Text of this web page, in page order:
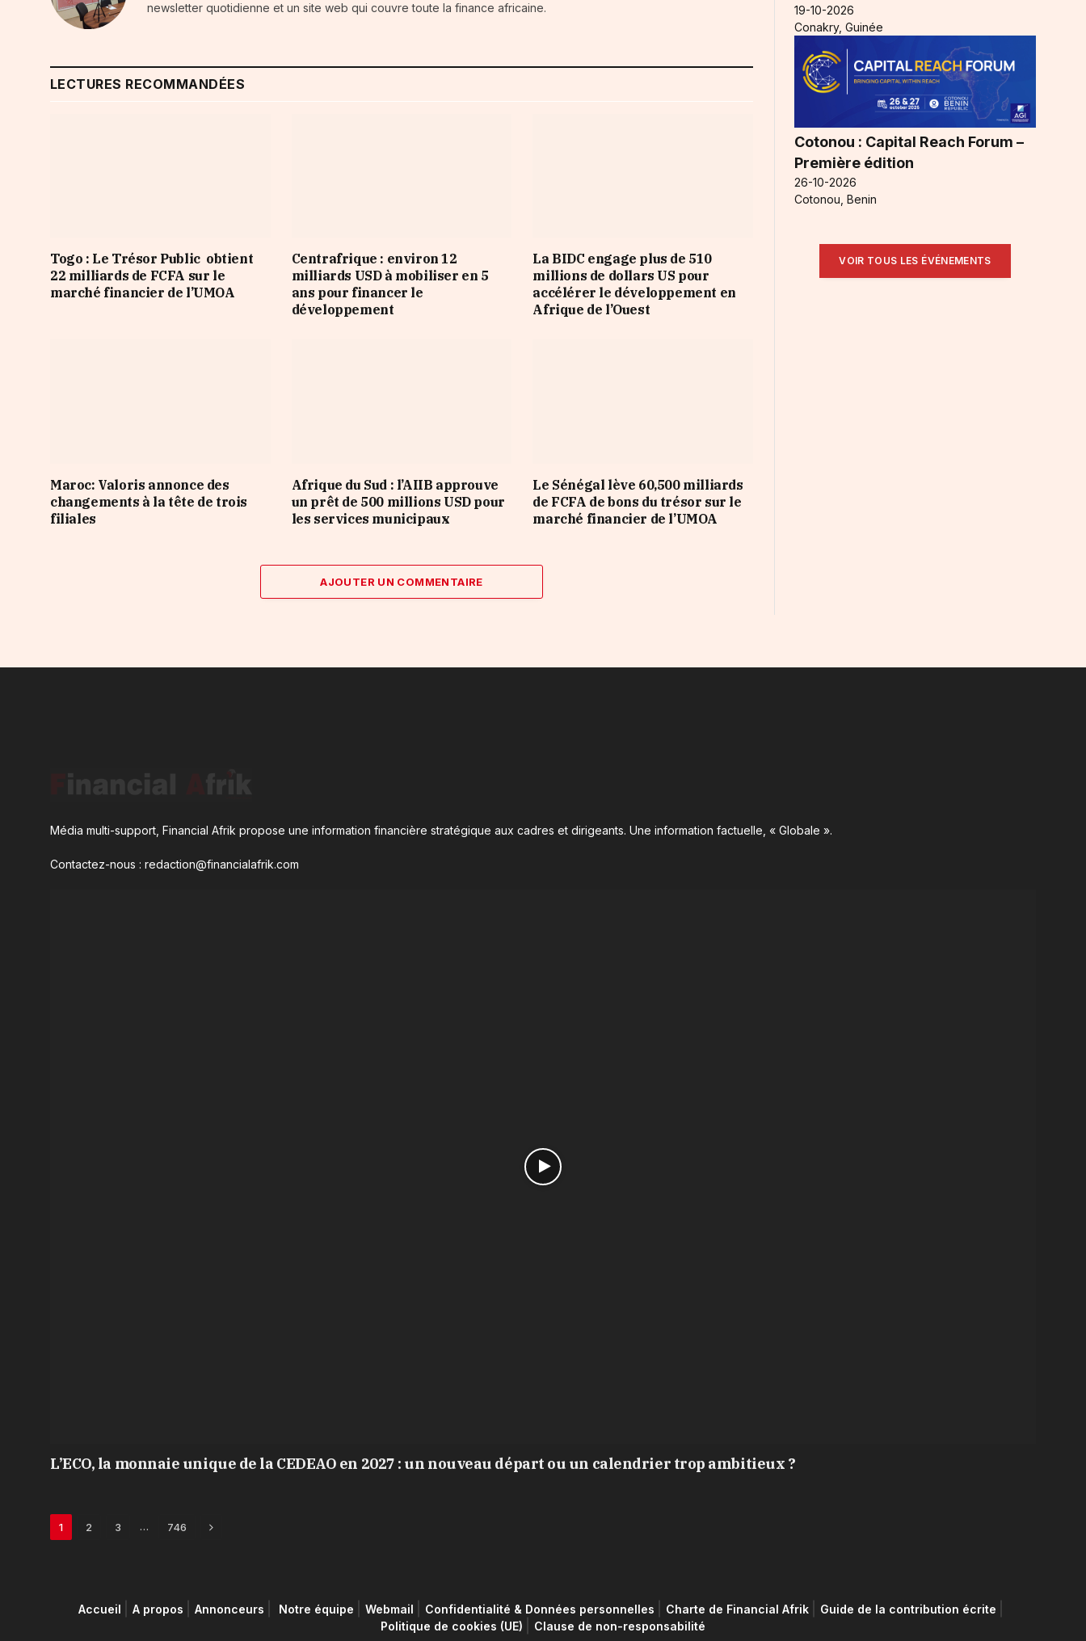
newsletter quotidienne et un site web qui couvre toute la finance africaine.
LECTURES RECOMMANDÉES
Togo : Le Trésor Public obtient
22 milliards de FCFA sur le
marché financier de l’UMOA
Centrafrique : environ 12
milliards USD à mobiliser en 5
ans pour financer le
développement
La BIDC engage plus de 510
millions de dollars US pour
accélérer le développement en
Afrique de l’Ouest
Maroc: Valoris annonce des
changements à la tête de trois
filiales
Afrique du Sud : l’AIIB approuve
un prêt de 500 millions USD pour
les services municipaux
Le Sénégal lève 60,500 milliards
de FCFA de bons du trésor sur le
marché financier de l’UMOA
AJOUTER UN COMMENTAIRE
19-10-2026
Conakry, Guinée
Cotonou : Capital Reach Forum –
Première édition
26-10-2026
Cotonou, Benin
VOIR TOUS LES ÉVÉNEMENTS
Média multi-support, Financial Afrik propose une information financière stratégique aux cadres et dirigeants. Une information factuelle, « Globale ».
Contactez-nous : redaction@financialafrik.com
L’ECO, la monnaie unique de la CEDEAO en 2027 : un nouveau départ ou un calendrier trop ambitieux ?
1 2 3 … 746 Next
Accueil A propos Annonceurs Notre équipe Webmail Confidentialité & Données personnelles Charte de Financial Afrik
Guide de la contribution écrite
Politique de cookies (UE)
Clause de non-responsabilité